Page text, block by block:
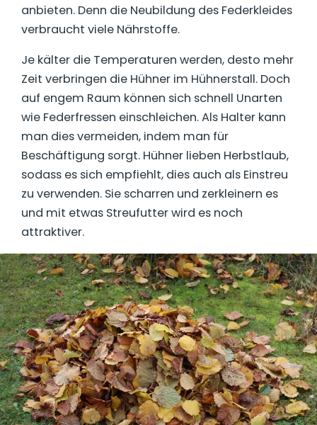
anbieten. Denn die Neubildung des Federkleides
verbraucht viele Nährstoffe.
Je kälter die Temperaturen werden, desto mehr
Zeit verbringen die Hühner im Hühnerstall. Doch
auf engem Raum können sich schnell Unarten
wie Federfressen einschleichen. Als Halter kann
man dies vermeiden, indem man für
Beschäftigung sorgt. Hühner lieben Herbstlaub,
sodass es sich empfiehlt, dies auch als Einstreu
zu verwenden. Sie scharren und zerkleinern es
und mit etwas Streufutter wird es noch
attraktiver.